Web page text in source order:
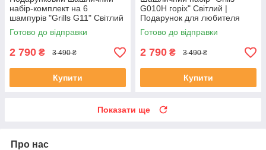
набір-комплект на 6
шампурів "Grills G11" Світлий
Готово до відправки
2 790 ₴ 3 490 ₴
Купити
G010H горіх" Світлий |
Подарунок для любителя
відпочинку
Готово до відправки
2 790 ₴ 3 490 ₴
Купити
Показати ще
Про нас